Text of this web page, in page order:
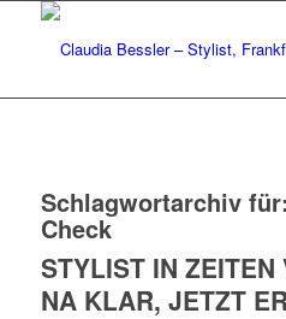
Schlagwortarchiv für:
Check
STYLIST IN ZEITEN
NA KLAR, JETZT